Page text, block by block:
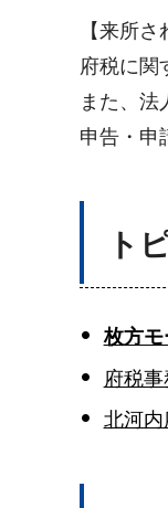
【来所さ
府税に関
また、法
申告・申
ト
枚方モ
府税
北河